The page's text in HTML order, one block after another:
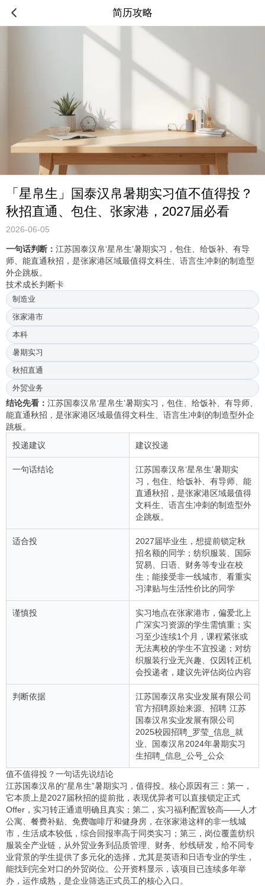
简历攻略
「星帛生」国泰汉帛暑期实习值不值得投？
秋招直通、包住、张家港，2027届必看
2026-06-05
一句话判断： 江苏国泰汉帛‘星帛生’暑期实习，包住、给饭补、有导
师、能直通秋招，是张家港区域最值得文科生、语言生冲刺的制造型
外企跳板。
技术成长判断卡
制造业
张家港市
本科
暑期实习
秋招直通
外贸业务
结论先看： 江苏国泰汉帛‘星帛生’暑期实习，包住、给饭补、有导师、
能直通秋招，是张家港区域最值得文科生、语言生冲刺的制造型外企
跳板。
投递建议
建议投递
一句话结论
江苏国泰汉帛‘星帛生’暑期实
习，包住、给饭补、有导师、能
直通秋招，是张家港区域最值得
文科生、语言生冲刺的制造型外
企跳板。
适合投
2027届毕业生，想提前锁定秋
招名额的同学；纺织服装、国际
贸易、日语、财务等专业在校
生；能接受非一线城市、看重实
习津贴与生活性价比的同学
谨慎投
实习地点在张家港市，偏爱北上
广深实习资源的学生需慎重；实
习至少连续1个月，课程紧张或
无法离校的学生不宜投递；对纺
织服装行业无兴趣、仅因转正机
会投递者，建议先评估岗位内容
判断依据
江苏国泰汉帛实业发展有限公司
官方招聘原始来源、招聘 江苏
国泰汉帛实业发展有限公司
2025校园招聘_罗莹_信息_就
业、国泰汉帛2024年暑期实习
生招聘_信息_公号_公众
值不值得投？一句话先说结论
江苏国泰汉帛的“星帛生”暑期实习，值得投。核心原因有三：第一，
它本质上是2027届秋招的提前批，表现优异者可以直接锁定正式
Offer，实习转正通道明确且真实；第二，实习福利配置较高——人才
公寓、餐费补贴、免费咖啡厅和健身房，在张家港这样的非一线城
市，生活成本较低，综合回报率高于同类实习；第三，岗位覆盖纺织
服装全产业链，从外贸业务到品质管理、财务、纱线研发，给不同专
业背景的学生提供了多元化的选择，尤其是英语和日语专业的学生，
能找到完全对口的外贸岗位。公开资料显示，该项目已连续多年举
办，运作成熟，是企业筛选正式员工的核心入口。